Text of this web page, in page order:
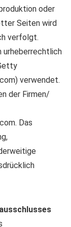
oder
Seiten wird
verfolgt.
urheberrechtlich
verwendet.
der Firmen/
Das